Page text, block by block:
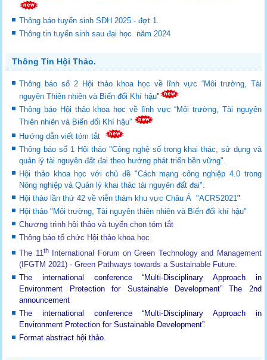
Thông báo tuyển sinh SĐH 2025 - đợt 1.
Thông tin tuyển sinh sau đại học năm 2024
Thông Tin Hội Thảo.
Thông báo số 2 Hội thảo khoa học về lĩnh vực “Môi trường, Tài
nguyên Thiên nhiên và Biến đổi Khí hậu"
Thông báo Hội thảo khoa học về lĩnh vực “Môi trường, Tài nguyên
Thiên nhiên và Biến đổi Khí hậu”
Hướng dẫn viết tóm tắt
Thông báo số 1 Hội thảo "Công nghệ số trong khai thác, sử dụng và
quản lý tài nguyên đất đai theo hướng phát triển bền vững".
Hội thảo khoa học với chủ đề "Cách mạng công nghiệp 4.0 trong
Nông nghiệp và Quản lý khai thác tài nguyên đất đai".
Hội thảo lần thứ 42 về viễn thám khu vực Châu Á "ACRS2021"
Hội thảo "Môi trường, Tài nguyên thiên nhiên và Biến đổi khí hậu"
Chương trình hội thảo và tuyển chọn tóm tắt
Thông báo tổ chức Hội thảo khoa học
The 11thInternational Forum on Green Technology and Management
(IFGTM 2021) - Green Pathways towards a Sustainable Future.
The international conference “Multi-Disciplinary Approach in
Environment Protection for Sustainable Development”The 2nd
announcement
The international conference “Multi-Disciplinary Approach in
Environment Protection for Sustainable Development”
Format abstract hội thảo.